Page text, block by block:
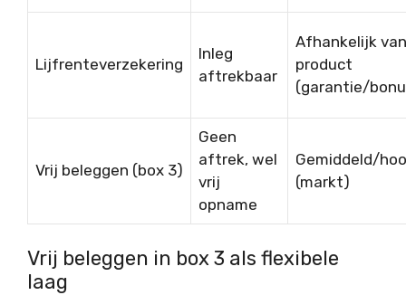
Lijfrenteverzekering
Inleg
aftrekbaar
Afhankelijk van
product
(garantie/
Vrij beleggen (box 3)
Geen
aftrek, wel
vrij
opname
Gemiddeld/
(markt)
Vrij beleggen in box 3 als flexibele
laag